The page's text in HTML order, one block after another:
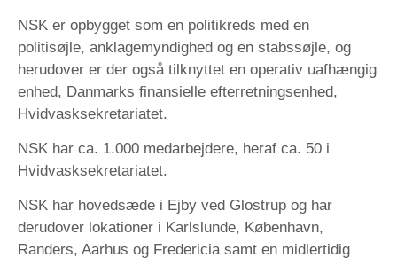
NSK er opbygget som en politikreds med en
politisøjle, anklagemyndighed og en stabssøjle, og
herudover er der også tilknyttet en operativ uafhængig
enhed, Danmarks finansielle efterretningsenhed,
Hvidvasksekretariatet.
NSK har ca. 1.000 medarbejdere, heraf ca. 50 i
Hvidvasksekretariatet.
NSK har hovedsæde i Ejby ved Glostrup og har
derudover lokationer i Karlslunde, København,
Randers, Aarhus og Fredericia samt en midlertidig